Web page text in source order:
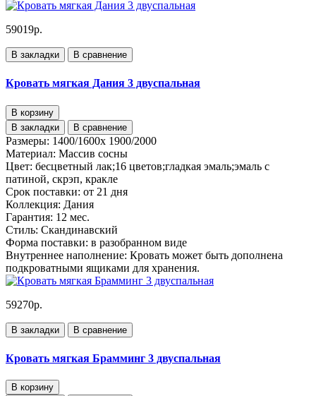
59019р.
В закладки В сравнение
Кровать мягкая Дания 3 двуспальная
В корзину
В закладки
В сравнение
Размеры: 1400/1600х 1900/2000
Материал: Массив сосны
Цвет: бесцветный лак;16 цветов;гладкая эмаль;эмаль с
патиной, скрэп, кракле
Срок поставки: от 21 дня
Коллекция: Дания
Гарантия: 12 мес.
Стиль: Скандинавский
Форма поставки: в разобранном виде
Внутреннее наполнение: Кровать может быть дополнена
подкроватными ящиками для хранения.
59270р.
В закладки В сравнение
Кровать мягкая Брамминг 3 двуспальная
В корзину